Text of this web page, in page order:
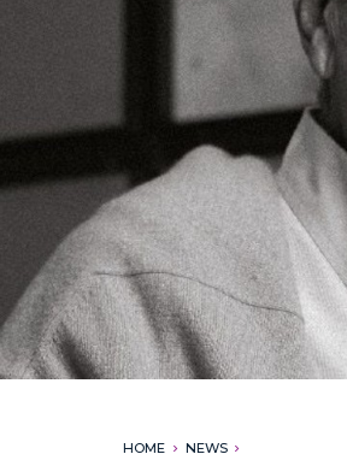
HOME NEWS